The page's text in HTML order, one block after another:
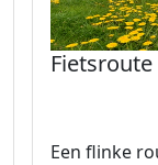
Een flinke